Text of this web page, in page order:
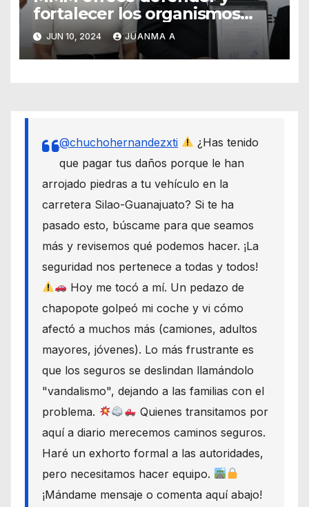
fortalecer los organismos
autónomos desde el Senado
JUN 10, 2024 JUANMA A
@chuchohernandezxti
¿Has tenido
que pagar tus daños porque le han
arrojado piedras a tu vehículo en la
carretera Silao-Guanajuato? Si te ha
pasado esto, búscame para que seamos
más y revisemos qué podemos hacer. ¡La
seguridad nos pertenece a todas y todos!
Hoy me tocó a mí. Un pedazo de
chapopote golpeó mi coche y vi cómo
afectó a muchos más (camiones, adultos
mayores, jóvenes). Lo más frustrante es
que los seguros se deslindan llamándolo
"vandalismo", dejando a las familias con el
problema.
Quienes transitamos por
aquí a diario merecemos caminos seguros.
Haré un exhorto formal a las autoridades,
pero necesitamos hacer equipo.
¡Mándame mensaje o comenta aquí abajo!